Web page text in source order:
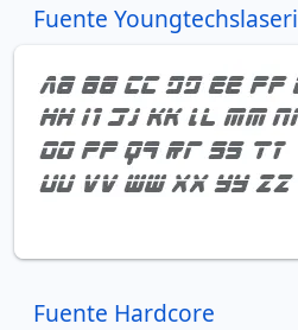
Fuente Youngtechslaseri
Fuente Hardcore